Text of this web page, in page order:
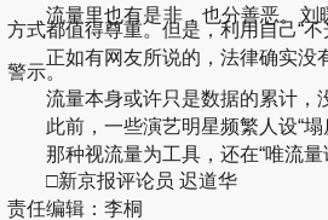
流量里也有是非，也分善恶。刘暖
方式都值得尊重。但是，利用自己“
正如有网友所说的，法律确实没有
警示。
流量本身或许只是数据的累计，没
此前，一些演艺明星频繁人设“塌
那种视流量为工具，还在“唯流量
□新京报评论员 迟道华
责任编辑：李桐